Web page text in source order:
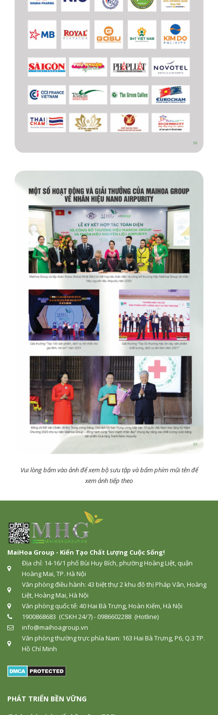
Vui lòng bấm vào ảnh để xem bộ sưu tập và bấm phím mũi tên để
xem ảnh tiếp theo
MaiHoa Group - Kiến Tạo Chất Lượng Cuộc Sống!
Địa chỉ: 14-16/1 phố Bùi Huy Bích, phường Hoàng Liệt, quận
Hoàng Mai, TP. Hà Nội
Văn phòng điều hành: 43 biệt thự 2 khu đô thị Pháp Vân, Hoàng
Liệt, Hoàng Mai, Hà Nội
Văn phòng quốc tế: 40 Hai Bà Trưng, Hoàn Kiếm, Hà Nội
1900868683 (CSKH 24/7) - 0986602288 (Hotline)
info@maihoagroup.vn
Văn phòng thường trực phía Nam: 163 Hai Bà Trưng, P6, Q.3 TP.
Hồ Chí Minh
PHÁT TRIỂN BỀN VỮNG